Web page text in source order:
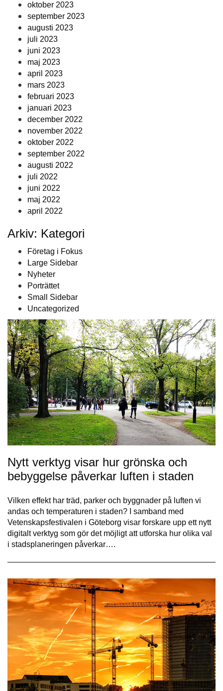
oktober 2023
september 2023
augusti 2023
juli 2023
juni 2023
maj 2023
april 2023
mars 2023
februari 2023
januari 2023
december 2022
november 2022
oktober 2022
september 2022
augusti 2022
juli 2022
juni 2022
maj 2022
april 2022
Arkiv: Kategori
Företag i Fokus
Large Sidebar
Nyheter
Porträttet
Small Sidebar
Uncategorized
Nytt verktyg visar hur grönska och
bebyggelse påverkar luften i staden
Vilken effekt har träd, parker och byggnader på luften vi
andas och temperaturen i staden? I samband med
Vetenskapsfestivalen i Göteborg visar forskare upp ett nytt
digitalt verktyg som gör det möjligt att utforska hur olika val
i stadsplaneringen påverkar….